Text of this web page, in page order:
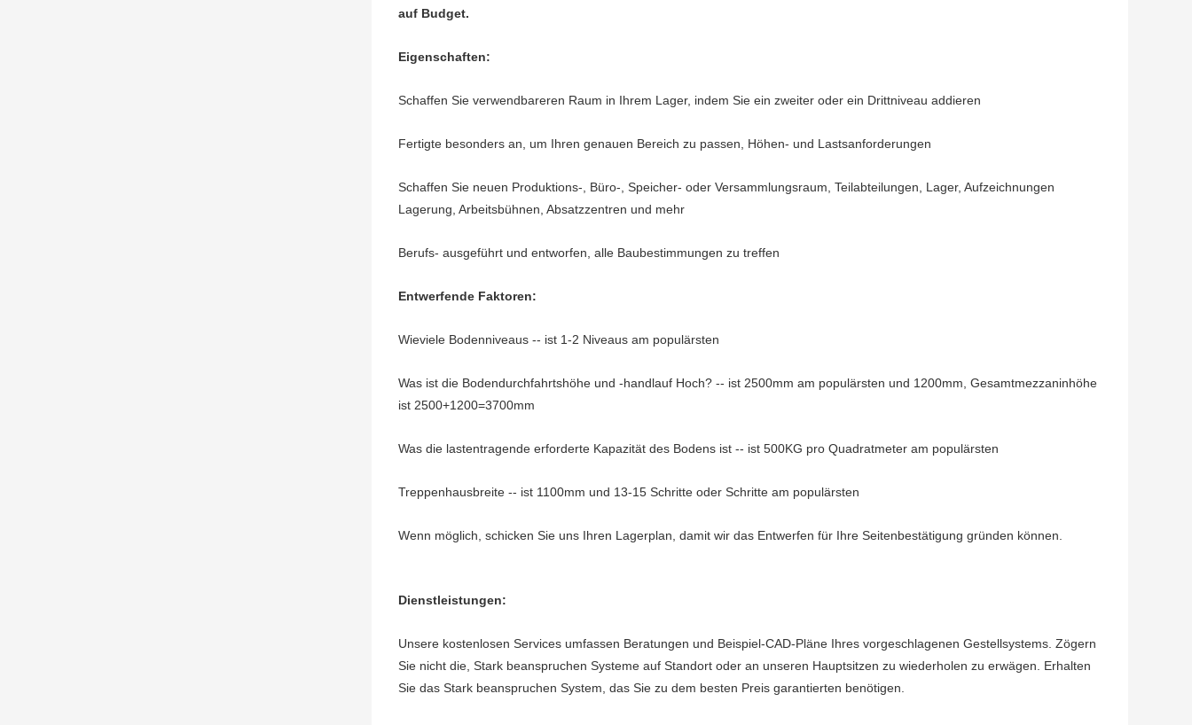
auf Budget.
Eigenschaften:
Schaffen Sie verwendbareren Raum in Ihrem Lager, indem Sie ein zweiter oder ein Drittniveau addieren
Fertigte besonders an, um Ihren genauen Bereich zu passen, Höhen- und Lastsanforderungen
Schaffen Sie neuen Produktions-, Büro-, Speicher- oder Versammlungsraum, Teilabteilungen, Lager, Aufzeichnungen
Lagerung, Arbeitsbühnen, Absatzzentren und mehr
Berufs- ausgeführt und entworfen, alle Baubestimmungen zu treffen
Entwerfende Faktoren:
Wieviele Bodenniveaus -- ist 1-2 Niveaus am populärsten
Was ist die Bodendurchfahrtshöhe und -handlauf Hoch? -- ist 2500mm am populärsten und 1200mm, Gesamtmezzaninhöhe
ist 2500+1200=3700mm
Was die lastentragende erforderte Kapazität des Bodens ist -- ist 500KG pro Quadratmeter am populärsten
Treppenhausbreite -- ist 1100mm und 13-15 Schritte oder Schritte am populärsten
Wenn möglich, schicken Sie uns Ihren Lagerplan, damit wir das Entwerfen für Ihre Seitenbestätigung gründen können.
Dienstleistungen:
Unsere kostenlosen Services umfassen Beratungen und Beispiel-CAD-Pläne Ihres vorgeschlagenen Gestellsystems. Zögern
Sie nicht die, Stark beanspruchen Systeme auf Standort oder an unseren Hauptsitzen zu wiederholen zu erwägen. Erhalten
Sie das Stark beanspruchen System, das Sie zu dem besten Preis garantierten benötigen.